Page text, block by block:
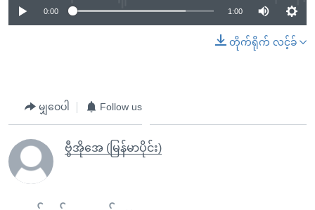
0:00 1:00
တိုက်ရိုက် လင့်ခ်
မျှဝေပါ Follow us
ဗွီအိုအေ (မြန်မာပိုင်း)